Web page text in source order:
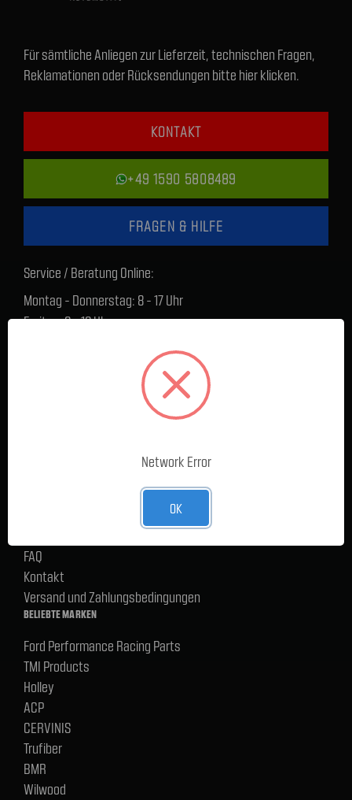
Für sämtliche Anliegen zur Lieferzeit, technischen Fragen,
Reklamationen oder Rücksendungen bitte hier klicken.
KONTAKT
+49 1590 5808489
FRAGEN & HILFE
Service / Beratung Online:
Montag - Donnerstag: 8 - 17 Uhr
Freitag: 8 - 16 Uhr
Lager Lauenstein (Warenabholungen):
Montag - Donnerstag: 7.30 - 15 Uhr
FAQ
Kontakt
Versand und Zahlungsbedingungen
BELIEBTE MARKEN
Ford Performance Racing Parts
TMI Products
Holley
ACP
CERVINIS
Trufiber
BMR
Wilwood
Network Error
OK